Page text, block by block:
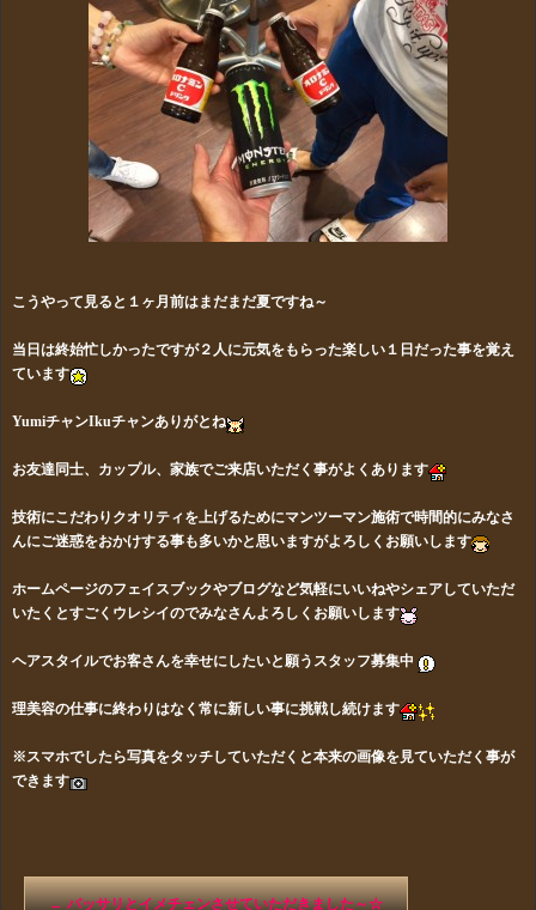
こうやって見ると１ヶ月前はまだまだ夏ですね～
当日は終始忙しかったですが２人に元気をもらった楽しい１日だった事を覚え
ています
YumiチャンIkuチャンありがとね
お友達同士、カップル、家族でご来店いただく事がよくあります
技術にこだわりクオリティを上げるためにマンツーマン施術で時間的にみなさ
んにご迷惑をおかけする事も多いかと思いますがよろしくお願いします
ホームページのフェイスブックやブログなど気軽にいいねやシェアしていただ
いたくとすごくウレシイのでみなさんよろしくお願いします
ヘアスタイルでお客さんを幸せにしたいと願うスタッフ募集中
理美容の仕事に終わりはなく常に新しい事に挑戦し続けます
※スマホでしたら写真をタッチしていただくと本来の画像を見ていただく事が
できます
←バッサリとイメチェンさせていただきました～☆